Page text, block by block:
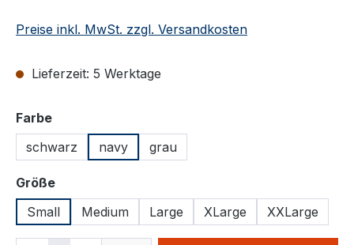
Preise inkl. MwSt. zzgl. Versandkosten
Lieferzeit: 5 Werktage
Farbeauswählen
schwarz
navy grau
Größeauswählen
Small
Medium Large XLarge XXLarge